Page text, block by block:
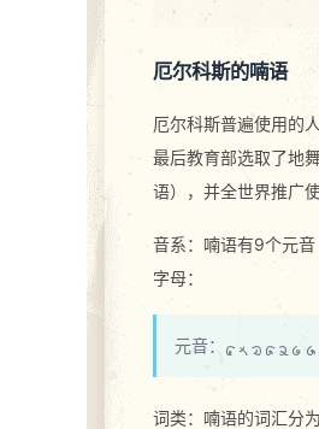
厄尔科斯的喃语
厄尔科斯普遍使用的
最后教育部选取了地
语），并全世界推广使
音系：喃语有9个元
字母：
元音： a n i o e u
词类：喃语的词汇分